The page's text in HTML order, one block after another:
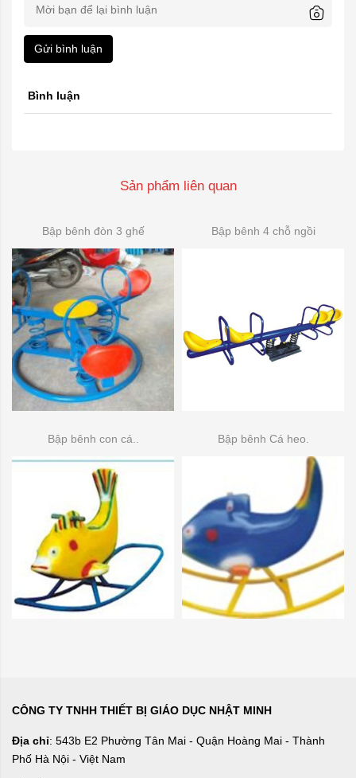
Gửi bình luận
Bình luận
Sản phẩm liên quan
Bập bênh đòn 3 ghế Bập bênh 4 chỗ ngồi
Bập bênh con cá.. Bập bênh Cá heo.
CÔNG TY TNHH THIẾT BỊ GIÁO DỤC NHẬT MINH
Địa chỉ: 543b E2 Phường Tân Mai - Quận Hoàng Mai - Thành
Phố Hà Nội - Việt Nam